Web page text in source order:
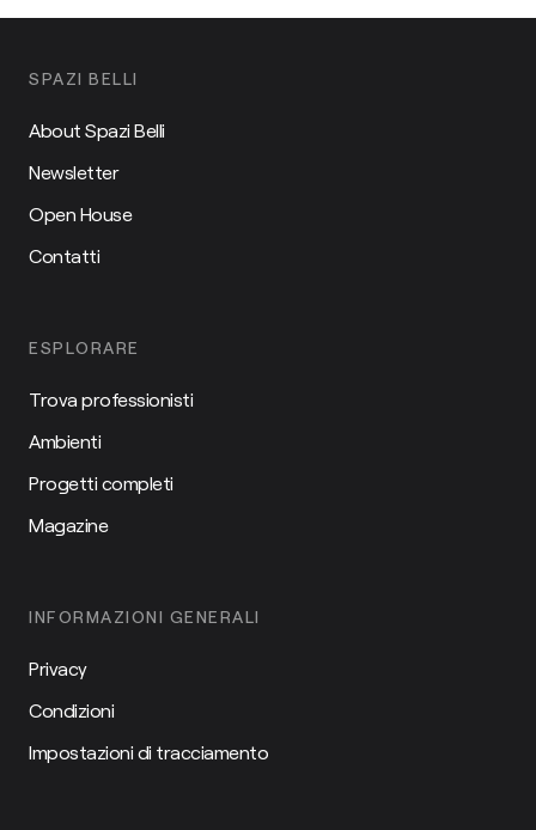
SPAZI BELLI
About Spazi Belli
Newsletter
Open House
Contatti
ESPLORARE
Trova professionisti
Ambienti
Progetti completi
Magazine
INFORMAZIONI GENERALI
Privacy
Condizioni
Impostazioni di tracciamento